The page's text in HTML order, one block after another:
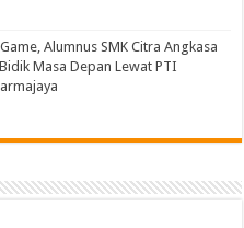
Alumnus SMK Citra Angkasa
Masa Depan Lewat PTI